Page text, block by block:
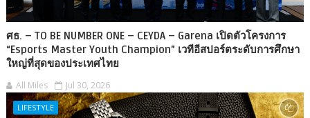
ศธ. – TO BE NUMBER ONE – CEYDA – Garena เปิดตัวโครงการ
“Esports Master Youth Champion” เวทีอีสปอร์ตระดับการศึกษา
ใหญ่ที่สุดของประเทศไทย
All Miles Jul 30, 2026
LIFESTYLE